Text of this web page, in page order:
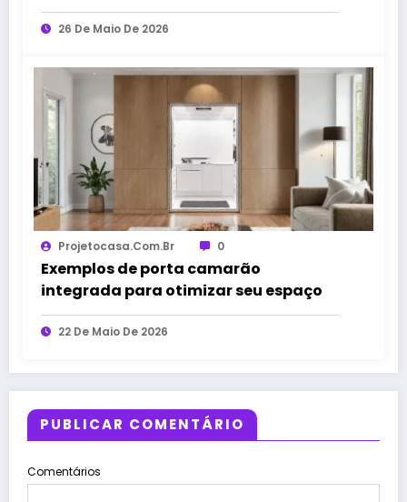
26 De Maio De 2026
Projetocasa.com.br 0
Exemplos de porta camarão
integrada para otimizar seu espaço
22 De Maio De 2026
PUBLICAR COMENTÁRIO
Comentários